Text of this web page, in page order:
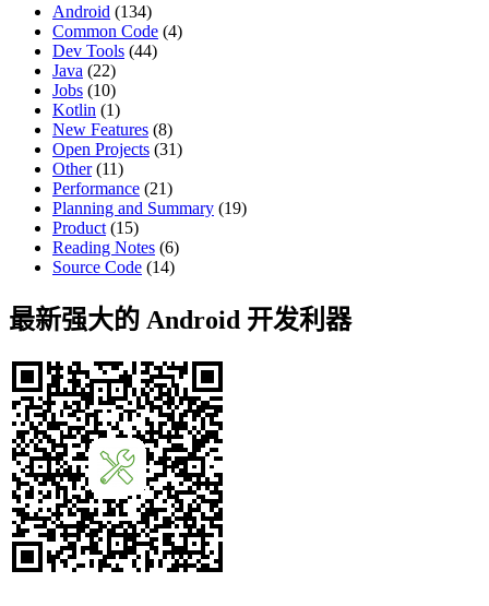
Android (134)
Common Code (4)
Dev Tools (44)
Java (22)
Jobs (10)
Kotlin (1)
New Features (8)
Open Projects (31)
Other(11)
Performance (21)
Planning and Summary (19)
Product (15)
Reading Notes (6)
Source Code (14)
最新强大的 Android 开发利器